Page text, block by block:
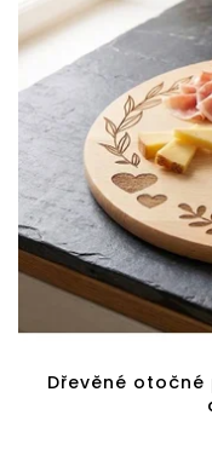
p
i
p
o
d
u
k
t
ů
Dřevěné